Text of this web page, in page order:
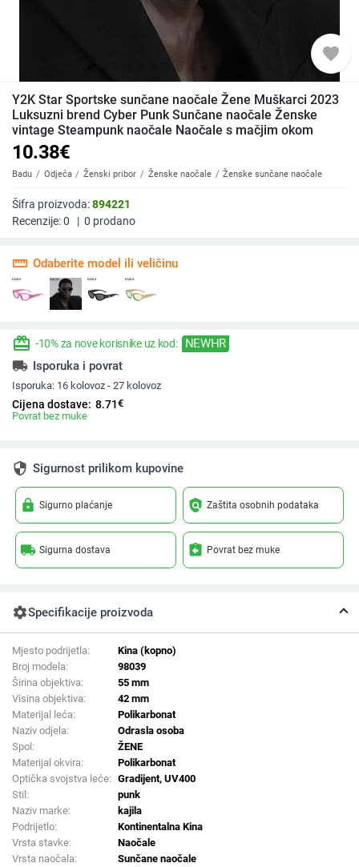
favorite
Y2K Star Sportske sunčane naočale Žene Muškarci 2023
Luksuzni brend Cyber Punk Sunčane naočale Ženske
vintage Steampunk naočale Naočale s mačjim okom
10.38€
Badu Odjeća Ženski pribor Ženske naočale Ženske sunčane naočale
Šifra proizvoda:894221
Recenzije:0 | 0 prodano
straighten Odaberite model ili veličinu
redeem -10% za nove korisnike uz kod: NEWHR
local_shipping Isporuka i povrat
Isporuka: 16 kolovoz - 27 kolovoz
Cijena dostave: 8.71€
Povrat bez muke
security Sigurnost prilikom kupovine
lock Sigurno plaćanje policy Zaštita osobnih podataka
local_shipping Sigurna dostava assignment_return Povrat bez muke
settingsSpecifikacije proizvoda
Mjesto podrijetla:
Kina (kopno)
Broj modela:
98039
Širina objektiva:
55 mm
Visina objektiva:
42 mm
Materijal leća:
Polikarbonat
Naziv odjela:
Odrasla osoba
Spol:
ŽENE
Materijal okvira:
Polikarbonat
Optička svojstva leće: Gradijent, UV400
Stil:
punk
Naziv marke:
kajila
Podrijetlo:
Kontinentalna Kina
Vrsta stavke:
Naočale
Vrsta naočala:
Sunčane naočale